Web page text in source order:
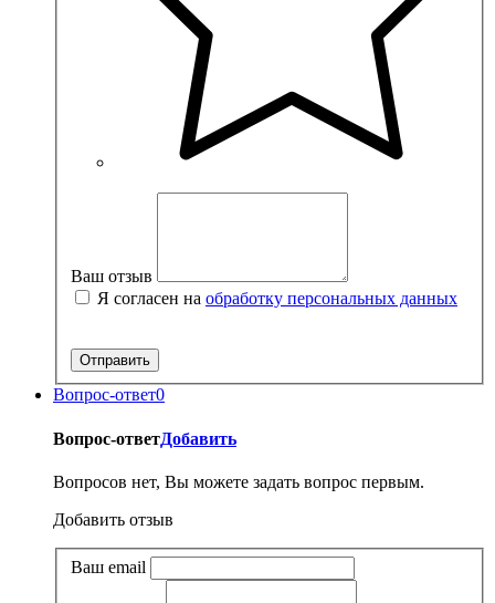
Ваш отзыв
Я согласен на обработку персональных данных
Вопрос-ответ0
Вопрос-ответДобавить
Вопросов нет, Вы можете задать вопрос первым.
Добавить отзыв
Ваш email